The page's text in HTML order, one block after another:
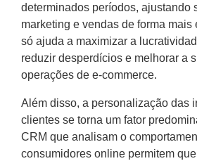
determinados períodos, ajustando
marketing e vendas de forma mais
só ajuda a maximizar a
reduzir desperdícios e melhorar a
operações de e-commerce.
Além disso, a personalização das
clientes se torna um fator
CRM que analisam o
consumidores online permitem